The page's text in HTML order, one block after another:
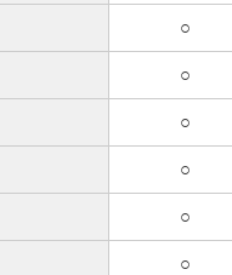
○
○
○
○
○
○